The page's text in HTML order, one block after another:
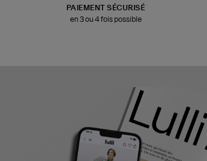
PAIEMENT SÉCURISÉ
en 3 ou 4 fois possible